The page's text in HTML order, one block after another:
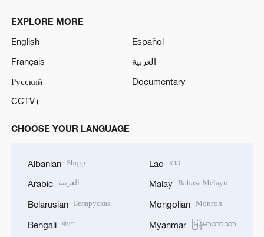
EXPLORE MORE
English
Español
Français
العربية
Русский
Documentary
CCTV+
CHOOSE YOUR LANGUAGE
Albanian Shqip
Arabic العربية
Belarusian Беларуская
Bengali বাংলা
Lao ລາວ
Malay Bahasa Melayu
Mongolian Монгол
Myanmar မြန်မာဘာသာ